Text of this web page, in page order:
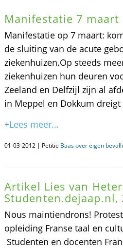
Manifestatie 7 maart
Manifestatie op 7 maart:
de sluiting van de acute
ziekenhuizen.Op steeds
ziekenhuizen hun deuren
Zeeland en Delfzijl zijn al
in Meppel en Dokkum
+Lees meer...
01-03-2012 | Petitie Baas over eigen
Artikel Lies van
Studenten.dejaap.nl,
Nous maintiendrons!
opleiding Franse taal en
Studenten en docenten